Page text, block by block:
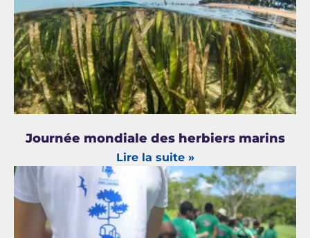
Journée mondiale des herbiers marins
Lire la suite »